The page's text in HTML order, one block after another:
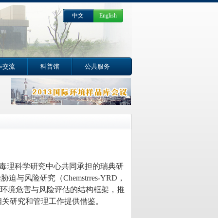
中文 English
交流 科普馆 公共服务
Frontiers in Environmental Science》前沿专刊征稿启事（截至
理科学研究中心共同承担的瑞典研
迫与风险研究（Chemstrres-YRD，
境危害与风险评估的结构框架，推
研究和管理工作提供借鉴。